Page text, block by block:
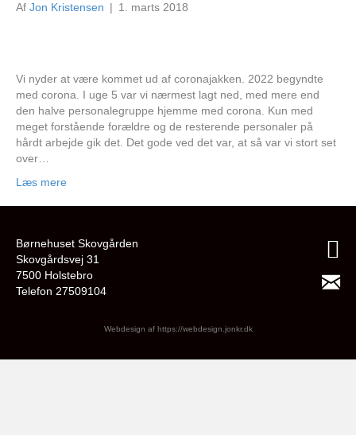
Af Jon Kristensen | 1. marts 2018
Vi nyder at være kommet ud af coronajakken. 2022 begyndte
med corona. I uge 5 var vi nærmest lagt ned, med mere end
den halve personalegruppe hjemme med corona. Kun med
meget forstående forældre og de resterende personaler på
hårdt arbejde gik det. Det gode ved det var, at så var vi stort set
over…
Læs mere
Børnehuset Skovgården
Skovgårdsvej 31
7500 Holstebro
Telefon 27509104
Webdesign af https://webdesign.jonkr.dk